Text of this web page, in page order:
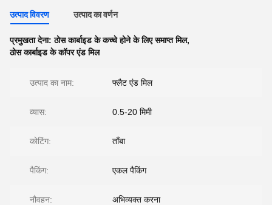
उत्पाद विवरण उत्पाद का वर्णन
प्रमुखता देना:ठोस कार्बाइड के कच्चे होने के लिए समाप्त मिल,
ठोस कार्बाइड के कॉपर एंड मिल
उत्पाद का नाम: फ्लैट एंड मिल
व्यास: 0.5-20 मिमी
कोटिंग: ताँबा
पैकिंग: एकल पैकिंग
नौवहन: अभिव्यक्त करना